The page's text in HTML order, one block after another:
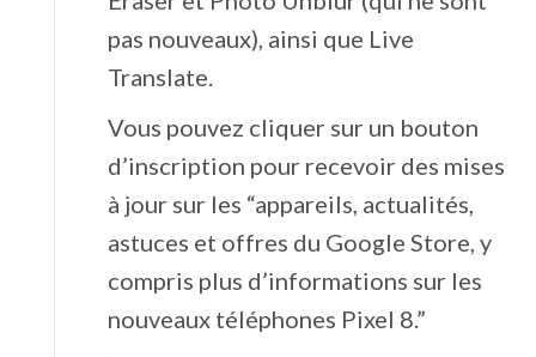
pas nouveaux), ainsi que Live
Translate.
Vous pouvez cliquer sur un bouton
d’inscription pour recevoir des mises
à jour sur les “appareils, actualités,
astuces et offres du Google Store, y
compris plus d’informations sur les
nouveaux téléphones Pixel 8.”